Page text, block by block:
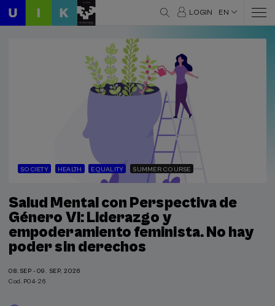
LOGIN EN
SOCIETY HEALTH EQUALITY SUMMER COURSE
Salud Mental con Perspectiva de
Género VI: Liderazgo y
empoderamiento feminista. No hay
poder sin derechos
08.SEP - 09. SEP, 2026
Cod. P04-26